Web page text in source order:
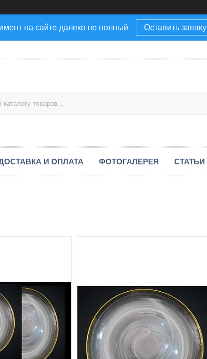
на сайте далеко не полный Оставить заявку
И ОПЛАТА ФОТОГАЛЕРЕЯ СТАТЬИ